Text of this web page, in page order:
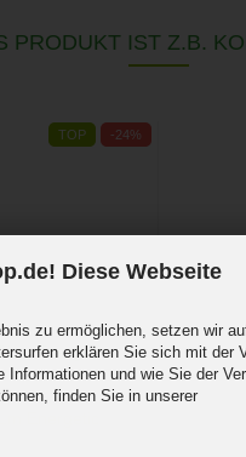
Diese Webseite
zu ermöglichen, setzen wir
erklären Sie sich mit der
und wie Sie der
finden Sie in unserer
PRODUKT IST Z.B.
TOP -24%
Energetic